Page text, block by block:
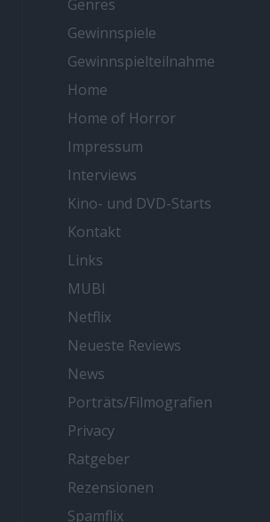
Genres
Gewinnspiele
Gewinnspielteilnahme
Home
Home of Horror
Impressum
Interviews
Kino- und DVD-Starts
Kontakt
Links
MUBI
Netflix
Neueste Reviews
News
Porträts/Filmografien
Privacy
Ratgeber
Rezensionen
Spamflix